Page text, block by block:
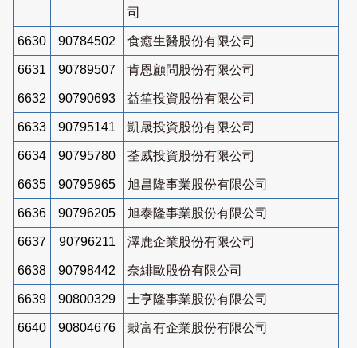
司
6630 90784502 食癒生醫股份有限公司
6631 90789507 肯恩顧問股份有限公司
6632 90790693 益笙投資股份有限公司
6633 90795141 凱晟投資股份有限公司
6634 90795780 荃威投資股份有限公司
6635 90795965 旭昌隆事業股份有限公司
6636 90796205 旭泰隆事業股份有限公司
6637 90796211 澤鹿企業股份有限公司
6638 90798442 奈緋歐股份有限公司
6639 90800329 士亨隆事業股份有限公司
6640 90804676 穀富有企業股份有限公司